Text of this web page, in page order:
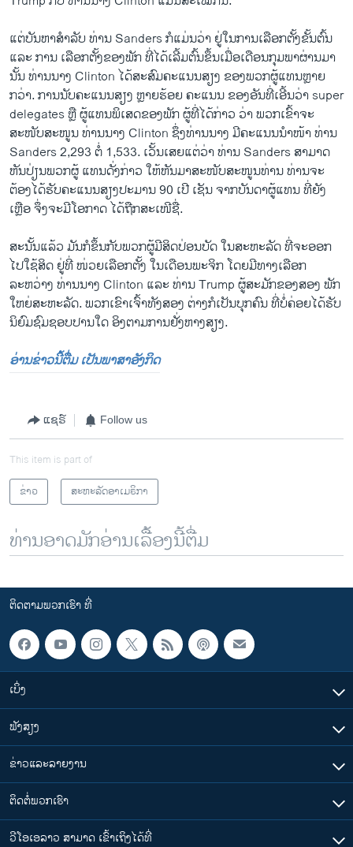
ແຕ່ບັນຫາສຳລັບ ທ່ານ Sanders ກໍແມ່ນວ່າ ຢູ່ໃນການເລືອກຕັ້ງຂັ້ນຕົ້ນ
ແລະ ການ ເລືອກຕັ້ງຂອງພັກ ທີ່ໄດ້ເລີ້ມຕົ້ນຂຶ້ນເມື່ອເດືອນກຸມພາຜ່ານມາ
ນັ້ນ ທ່ານນາງ Clinton ໄດ້ສະສົມຄະແນນສຽງ ຂອງພວກຜູ້ແທນຫຼາຍ
ກວ່າ. ການນັບຄະແນນສຽງ ຫຼາຍຮ້ອຍ ຄະແນນ ຂອງອັນທີ່ເອີ້ນວ່າ super
delegates ຫຼື ຜູ້ແທນພິ​ເສດຂອງພັກ ຜູ້ທີ່ໄດ້ກ່າວ ວ່າ ພວກເຂົ້າຈະ
ສະໜັບສະໜູນ ທ່ານນາງ Clinton ຊຶ່ງທ່ານນາງ ມີຄະແນນນຳໜ້າ ທ່ານ
Sanders 2,293 ຕໍ່ 1,533. ເວັ້ນເສຍແຕ່ວ່າ ທ່ານ Sanders ສາມາດ
ຫັນປ່ຽນພວກຜູ້ ແທນດັ່ງກ່າວ ​ໃຫ້​ຫັນ​ມາສະ​ໜັບສະ​ໜູນ​ທ່ານ ທ່ານຈະ
ຕ້ອງໄດ້ຮັບຄະແນນສຽງປະມານ 90 ເປີ ເຊັນ ຈາກບັນດາຜູ້ແທນ ທີ່ຍັງ
ເຫຼືອ ຈຶ່ງຈະມີໂອກາດ ໄດ້ຖືກສະເໜີຊື່.
ສະນັ້ນແລ້ວ ມັນກໍຂຶ້ນກັບພວກຜູ້ມີສິດປ່ອນບັດ ໃນສະຫະລັດ ທີ່ຈະອອກ
ໄປໃຊ້ສິດ ຢູ່ທີ່ ໜ່ວຍເລືອກຕັ້ງ ໃນເດືອນພະຈິກ ໂດຍມີທາງເລືອກ
ລະຫວ່າງ ທ່ານນາງ Clinton ແລະ ທ່ານ Trump ຜູ້ສະມັກຂອງສອງ ພັກ
ໃຫຍ່ສະຫະລັດ. ພວກເຂົາເຈົ້າທັງສອງ ຕ່າງ​ກໍ​ເປັນ​ບຸກຄົນ ທີ່ບໍ່ຄ່ອຍ​ໄດ້​ຮັບ
ນິຍົມຊົມຊອບປານໃດ ອິງຕາມການຢັ່ງຫາງສຽງ.
ອ່ານຂ່າວນີ້ຕື່ມ ເປັນພາສາອັງກິດ
ແຊຣ໌ Follow us
This item is part of
ຂ່າວ
ສະຫະລັດອາເມຣິກາ
ທ່ານອາດມັກອ່ານເລື້ອງນີ້ຕື່ມ
ຕິດຕາມພວກເຮົາ ທີ່
ເບິ່ງ
ຟັງສຽງ
ຂ່າວແລະລາຍງານ
ຕິດຕໍ່ພວກເຮົາ
ວີໂອເອລາວ ສາມາດ ເຂົ້າເຖິງໄດ້ທີ່